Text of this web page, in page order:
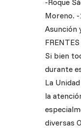
-Roque
Moreno.
Asunción
Si bien
durante
La
la
diversas